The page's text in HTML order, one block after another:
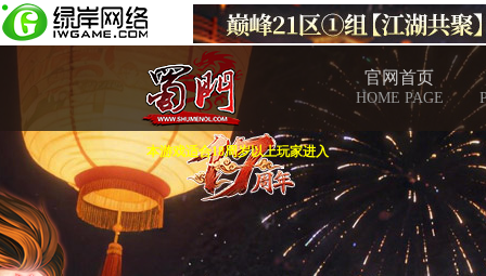
官网首页
HOME PAGE
本游戏适合18周岁以上玩家进入